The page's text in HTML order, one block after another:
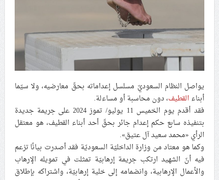
الموقف الأسبوعيّ: شعب البحرين سيقطع الأيدي التي تنال
من شعائر عاشوراء.. ولن يساوم على هويّته وقيمه في
الحريّة والتحرير
مقال: عاشوراء البحرين… ميدان جهاد بالكلمة
الفقيه القائد قاسم: لن تقتلوا الحسين.. إنّ الحسين سيقتل
طاغوتيّتكم
انطلاق المحادثات الإيرانيّة- الأمريكيّة في سويسرا
علماء البحرين: طلب الترخيص والإجازة من السلطة في
يواصل النظام السعوديّ مسلسل إعداماته بحقّ معارضيه، ولا سيّما
أبناء القطيف، دون محاسبة أو مساءلة.
فقد أقدم يوم الخميس 11 يوليو/ تموز 2024 على جريمة جديدة
بتنفيذه سابع حكم إعدام جائر بحقّ أحد أبناء القطيف، هو معتقل
الرأي «محمد سعيد آل عتيق».
وكما هو معتاد من وزارة الداخليّة السعوديّة فقد أصدرت بيانًا تزعم
فيه أنّ الشهيد ارتكب جريمة إرهابيّة تمثلت في تمويله الإرهاب
والأعمال الإرهابية، وانضمامه إلى خلية إرهابيّة، واشتراكه بإطلاق